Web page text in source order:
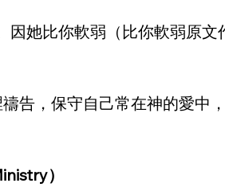
她比你軟弱（比你軟弱原
告，保守自己常在神的愛中
）